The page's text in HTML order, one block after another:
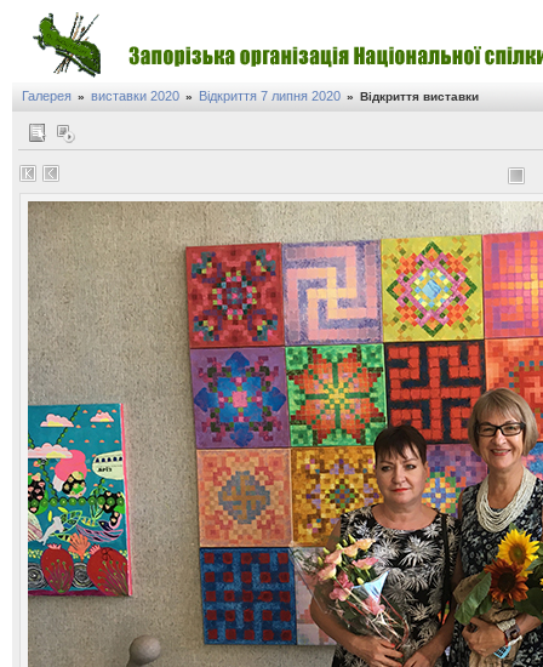
Галерея » виставки 2020 » Відкриття 7 липня 2020 » Відкриття виставки